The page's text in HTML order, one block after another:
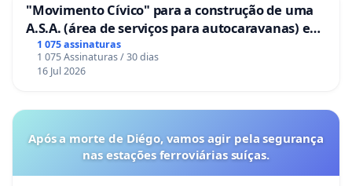
"Movimento Cívico" para a construção de uma
A.S.A. (área de serviços para autocaravanas) em
Coimbra
1 075 assinaturas
1 075 Assinaturas / 30 dias
16 Jul 2026
Após a morte de Diégo, vamos agir pela segurança
nas estações ferroviárias suíças.